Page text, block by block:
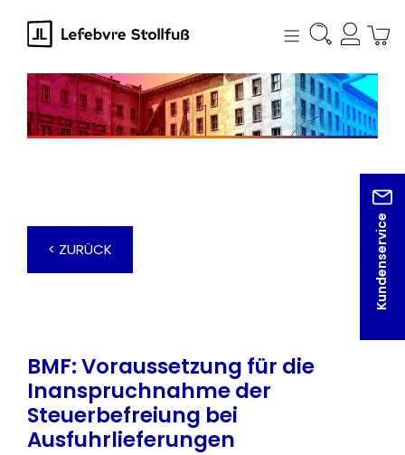
springen
Kundenservice
< ZURÜCK
BMF: Voraussetzung für die
Inanspruchnahme der
Steuerbefreiung bei
Ausfuhrlieferungen